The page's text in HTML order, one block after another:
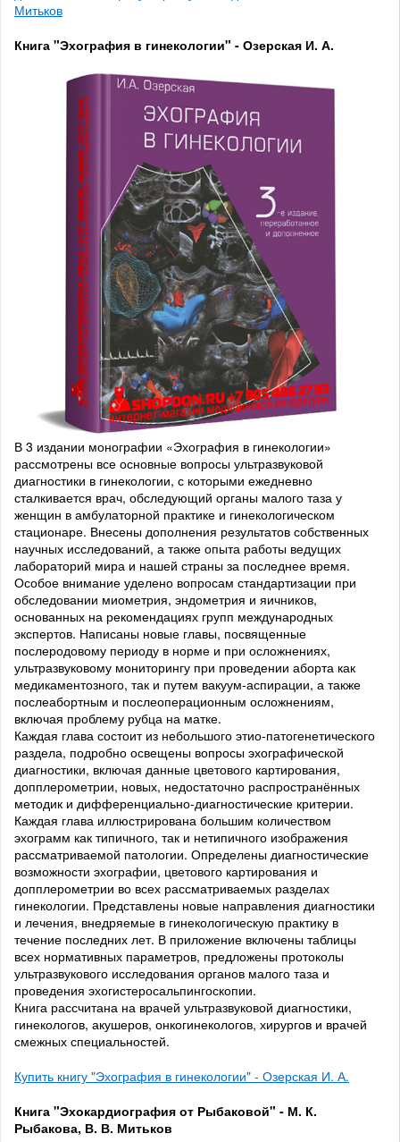
Митьков
Книга "Эхография в гинекологии" - Озерская И. А.
В 3 издании монографии «Эхография в гинекологии»
рассмотрены все основные вопросы ультразвуковой
диагностики в гинекологии, с которыми ежедневно
сталкивается врач, обследующий органы малого таза у
женщин в амбулаторной практике и гинекологическом
стационаре. Внесены дополнения результатов собственных
научных исследований, а также опыта работы ведущих
лабораторий мира и нашей страны за последнее время.
Особое внимание уделено вопросам стандартизации при
обследовании миометрия, эндометрия и яичников,
основанных на рекомендациях групп международных
экспертов. Написаны новые главы, посвященные
послеродовому периоду в норме и при осложнениях,
ультразвуковому мониторингу при проведении аборта как
медикаментозного, так и путем вакуум-аспирации, а также
послеабортным и послеоперационным осложнениям,
включая проблему рубца на матке.
Каждая глава состоит из небольшого этио-патогенетического
раздела, подробно освещены вопросы эхографической
диагностики, включая данные цветового картирования,
допплерометрии, новых, недостаточно распространённых
методик и дифференциально-диагностические критерии.
Каждая глава иллюстрирована большим количеством
эхограмм как типичного, так и нетипичного изображения
рассматриваемой патологии. Определены диагностические
возможности эхографии, цветового картирования и
допплерометрии во всех рассматриваемых разделах
гинекологии. Представлены новые направления диагностики
и лечения, внедряемые в гинекологическую практику в
течение последних лет. В приложение включены таблицы
всех нормативных параметров, предложены протоколы
ультразвукового исследования органов малого таза и
проведения эхогистеросальпингоскопии.
Книга рассчитана на врачей ультразвуковой диагностики,
гинекологов, акушеров, онкогинекологов, хирургов и врачей
смежных специальностей.
Купить книгу "Эхография в гинекологии" - Озерская И. А.
Книга "Эхокардиография от Рыбаковой" - М. К.
Рыбакова, В. В. Митьков